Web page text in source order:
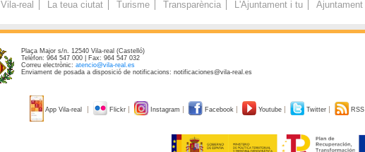
Vila-real La teua ciutat Turisme Transparència L'Ajuntament i tu Ajuntament
Plaça Major s/n. 12540 Vila-real (Castelló)
Telèfon: 964 547 000 | Fax: 964 547 032
Correu electrònic: atencio@vila-real.es
Enviament de posada a disposició de notificacions: notificaciones@vila-real.es
App Vila-real Flickr Instagram Facebook Youtube Twitter RSS